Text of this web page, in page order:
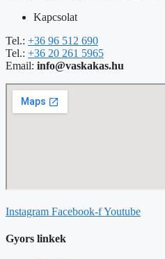
Kapcsolat
Tel.: +36 96 512 690
Tel.: +36 20 261 5965
Email: info@vaskakas.hu
Instagram Facebook-fYoutube
Gyors linkek